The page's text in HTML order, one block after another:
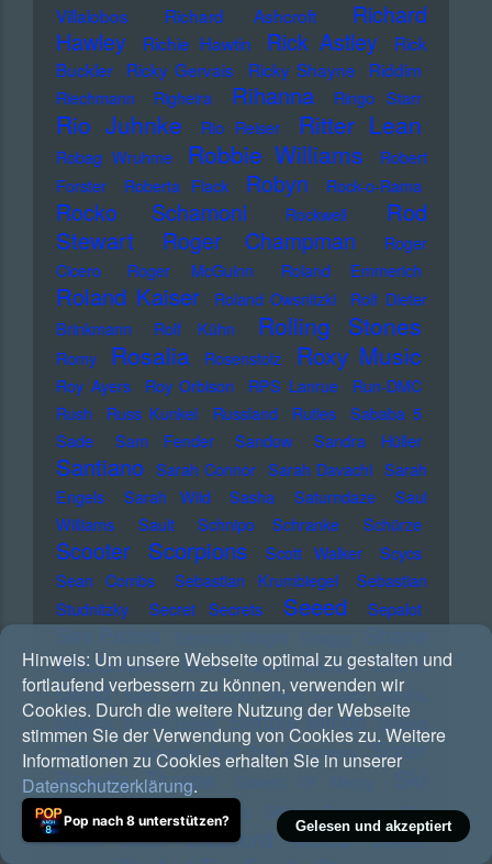
Villalobos
Richard Ashcroft
Richard
Hawley
Richie Hawtin Rick Astley
Rick
Buckler
Ricky Gervais Ricky Shayne Riddim
Riechmann Righeira Rihanna Ringo Starr
Rio Juhnke Rio Reiser Ritter Lean
Robag Wruhme Robbie Williams
Robert
Forster
Roberta Flack Robyn Rock-o-Rama
Rocko Schamoni Rockwell
Rod
Stewart
Roger Champman
Roger
Cicero
Roger McGuinn Roland Emmerich
Roland Kaiser Roland Owsnitzki
Rolf Dieter
Brinkmann
Rolf Kühn Rolling Stones
Romy Rosalia Rosenstolz Roxy Music
Roy Ayers Roy Orbison RPS Lanrue
Run-DMC
Rush
Russ Kunkel Russland Rutles
Sababa 5
Sade
Sam Fender Sandow Sandra Hüller
Santiano Sarah Connor Sarah Davachi Sarah
Engels
Sarah Wild Sasha Saturndaze
Saul
Williams
Sault Schnipo Schranke Schürze
Scooter Scorpions Scott Walker
Scycs
Sean Combs
Sebastian Krumbiegel
Sebastian
Studnitzky
Secret Secrets Seeed Sepalot
MacGowan
Shania Twain Shellac
Shirin
David Sido Silbermond Silent Servant
Simina
Grigoriu Simon Harris Simple Minds Sinead
O'Connor
Siouxsie And The Banshees
Sister
Rosetta Tharpe
Ski
Aggu
Skinner Brothers Skinny Pelembe
Sky
Saxon
Slade Sleaford Mods
Sleater-
Hinweis: Um unsere Webseite optimal zu gestalten und
fortlaufend verbessern zu können, verwenden wir
Cookies. Durch die weitere Nutzung der Webseite
stimmen Sie der Verwendung von Cookies zu. Weitere
Informationen zu Cookies erhalten Sie in unserer
Datenschutzerklärung.
Gelesen und akzeptiert
Pop nach 8 unterstützen?